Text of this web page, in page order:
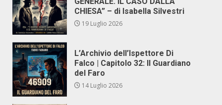
CHIESA” – di Isabella Silvestri
19 Luglio 2026
L’Archivio dell’Ispettore Di
Falco | Capitolo 32: Il Guardiano
del Faro
14 Luglio 2026